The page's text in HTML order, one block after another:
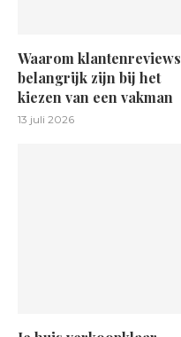
Waarom klantenreviews
belangrijk zijn bij het
kiezen van een vakman
13 juli 2026